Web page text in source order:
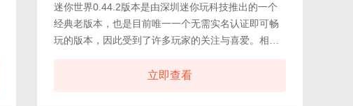
迷你世界0.44.2版本是由深圳迷你玩科技推出的一个
经典老版本，也是目前唯一一个无需实名认证即可畅
玩的版本，因此受到了许多玩家的关注与喜爱。相比
沙盒游戏最初的本真，保留了简洁直观的操作界面与
立即查看